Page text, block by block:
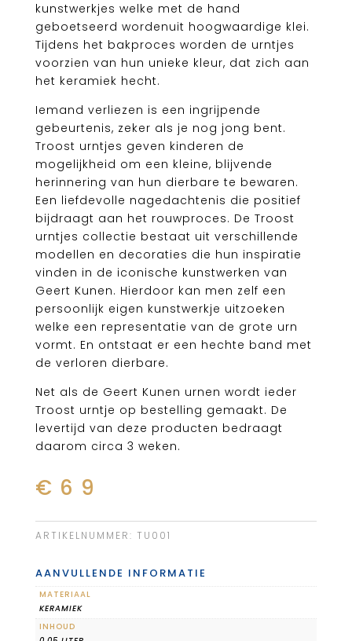
kunstwerkjes welke met de hand
geboetseerd wordenuit hoogwaardige klei.
Tijdens het bakproces worden de urntjes
voorzien van hun unieke kleur, dat zich aan
het keramiek hecht.
Iemand verliezen is een ingrijpende
gebeurtenis, zeker als je nog jong bent.
Troost urntjes geven kinderen de
mogelijkheid om een kleine, blijvende
herinnering van hun dierbare te bewaren.
Een liefdevolle nagedachtenis die positief
bijdraagt aan het rouwproces. De Troost
urntjes collectie bestaat uit verschillende
modellen en decoraties die hun inspiratie
vinden in de iconische kunstwerken van
Geert Kunen. Hierdoor kan men zelf een
persoonlijk eigen kunstwerkje uitzoeken
welke een representatie van de grote urn
vormt. En ontstaat er een hechte band met
de verloren dierbare.
Net als de Geert Kunen urnen wordt ieder
Troost urntje op bestelling gemaakt. De
levertijd van deze producten bedraagt
daarom circa 3 weken.
€ 69
ARTIKELNUMMER: TU001
AANVULLENDE INFORMATIE
MATERIAAL
KERAMIEK
INHOUD